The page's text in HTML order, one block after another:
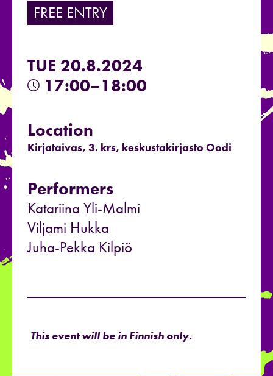
FREE ENTRY
TUE 20.8.2024
17:00–18:00
Location
Kirjataivas, 3. krs, keskustakirjasto Oodi
Performers
Katariina Yli-Malmi
Viljami Hukka
Juha-Pekka Kilpiö
This event will be in Finnish only.